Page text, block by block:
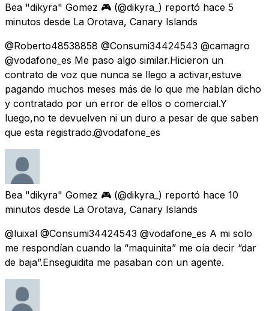
Bea "dikyra" Gomez 🎮 (@dikyra_) reportó hace 5
minutos desde La Orotava, Canary Islands
@Roberto48538858 @Consumi34424543 @camagro
@vodafone_es Me paso algo similar.Hicieron un
contrato de voz que nunca se llego a activar,estuve
pagando muchos meses más de lo que me habían dicho
y contratado por un error de ellos o comercial.Y
luego,no te devuelven ni un duro a pesar de que saben
que esta registrado.@vodafone_es
Bea "dikyra" Gomez 🎮 (@dikyra_) reportó hace 10
minutos desde La Orotava, Canary Islands
@luixal @Consumi34424543 @vodafone_es A mi solo
me respondían cuando la “maquinita” me oía decir “dar
de baja”.Enseguidita me pasaban con un agente.